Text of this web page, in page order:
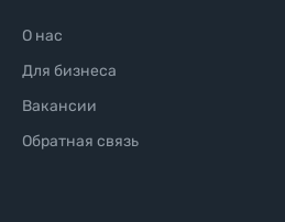
О нас
Для бизнеса
Вакансии
Обратная связь